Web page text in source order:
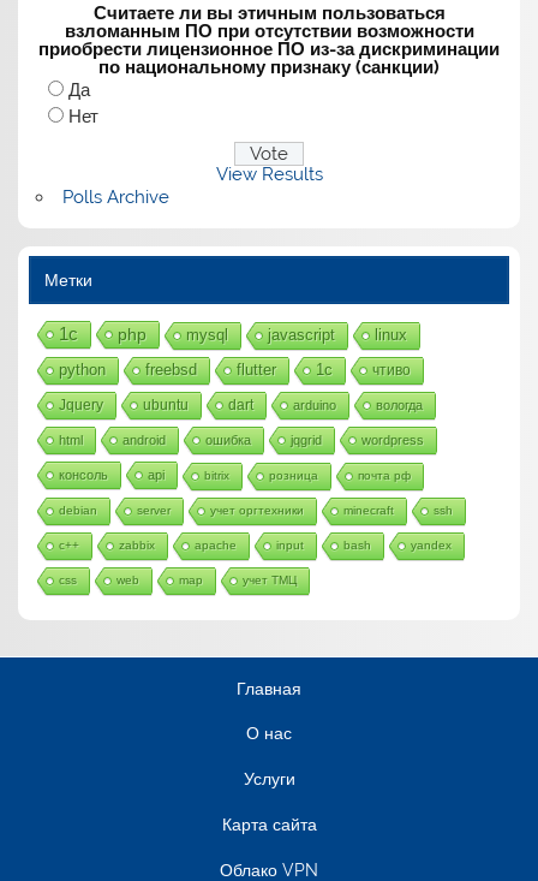
Считаете ли вы этичным пользоваться
взломанным ПО при отсутствии возможности
приобрести лицензионное ПО из-за дискриминации
по национальному признаку (санкции)
Да
Нет
View Results
Polls Archive
Метки
1с php mysql javascript linux
python freebsd flutter 1c чтиво
Jquery ubuntu dart arduino вологда
html android ошибка jqgrid wordpress
консоль api bitrix розница почта рф
debian server учет оргтехники minecraft ssh
c++ zabbix apache input bash yandex
css web map учет ТМЦ
Главная
О нас
Услуги
Карта сайта
Облако VPN